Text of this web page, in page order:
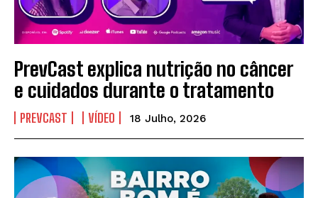
PrevCast explica nutrição no câncer
e cuidados durante o tratamento
PREVCAST VÍDEO 18 Julho, 2026